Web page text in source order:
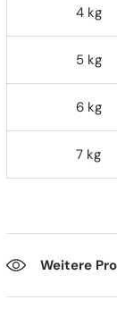
4 kg
5 kg
6 kg
7 kg
Weitere